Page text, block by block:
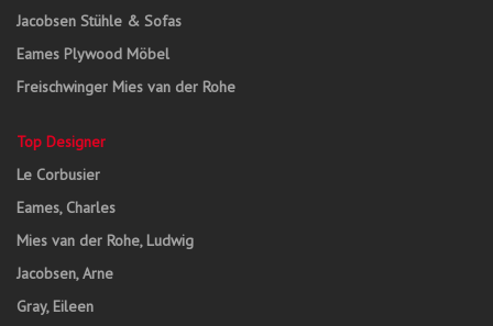
Jacobsen Stühle & Sofas
Eames Plywood Möbel
Freischwinger Mies van der Rohe
Top Designer
Le Corbusier
Eames, Charles
Mies van der Rohe, Ludwig
Jacobsen, Arne
Gray, Eileen